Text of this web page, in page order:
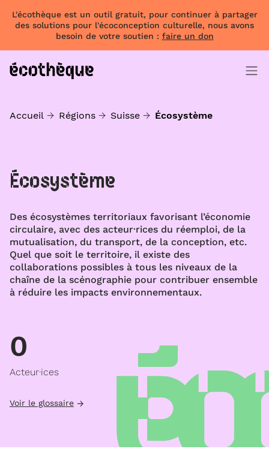
L'écothèque est un outil gratuit, pour continuer à partager
des solutions pour l'écoconception culturelle, nous avons
besoin de votre soutien : faire un don
Accueil Régions Suisse Écosystème
Écosystème
Des écosystèmes territoriaux favorisant l’économie
circulaire, avec des acteur·rices du réemploi, de la
mutualisation, du transport, de la conception, etc.
Quel que soit le territoire, il existe des
collaborations possibles à tous les niveaux de la
chaîne de la scénographie pour contribuer ensemble
à réduire les impacts environnementaux.
0
Acteur·ices
Voir le glossaire